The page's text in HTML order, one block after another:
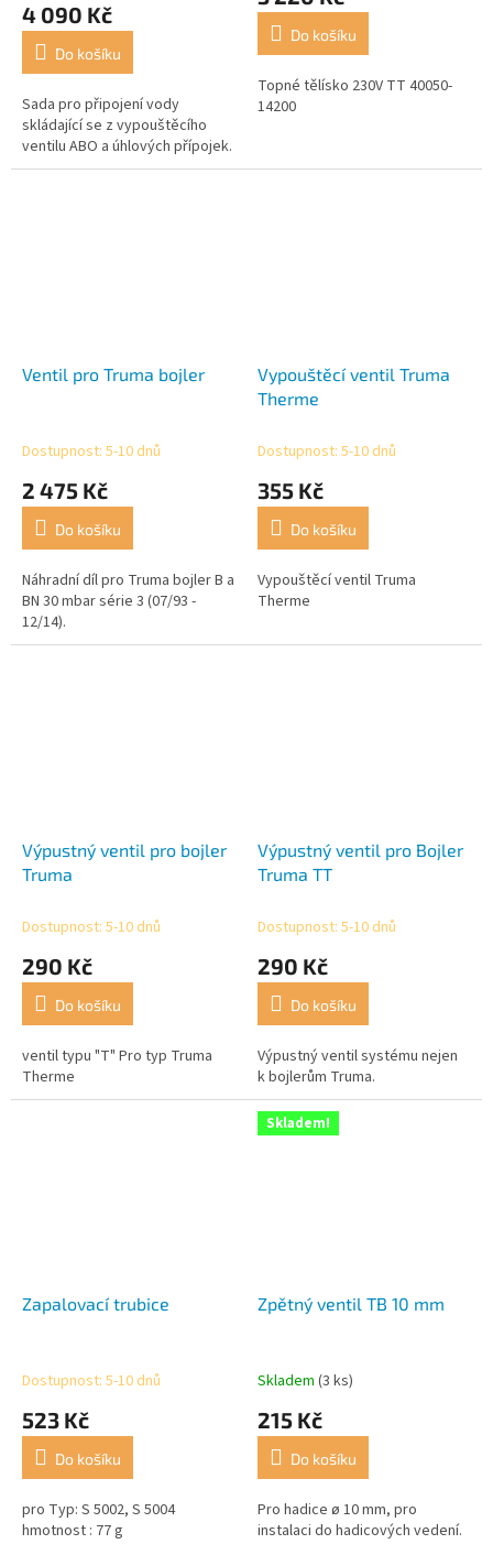
4 090 Kč
Do košíku
Sada pro připojení vody
skládající se z vypouštěcího
ventilu ABO a úhlových přípojek.
5,0
5
hvězdiček.
Do košíku
Topné tělísko 230V TT 40050-
14200
Ventil pro Truma bojler
Dostupnost: 5-10 dnů
2 475 Kč
Do košíku
Náhradní díl pro Truma bojler B a
BN 30 mbar série 3 (07/93 -
12/14).
Vypouštěcí ventil Truma
Therme
Dostupnost: 5-10 dnů
355 Kč
Do košíku
Vypouštěcí ventil Truma
Therme
Výpustný ventil pro bojler
Truma
Dostupnost: 5-10 dnů
290 Kč
Do košíku
ventil typu "T" Pro typ Truma
Therme
Výpustný ventil pro Bojler
Truma TT
Dostupnost: 5-10 dnů
290 Kč
Do košíku
Výpustný ventil systému nejen
k bojlerům Truma.
Zapalovací trubice
Dostupnost: 5-10 dnů
523 Kč
Do košíku
pro Typ: S 5002, S 5004
hmotnost : 77 g
Skladem!
Zpětný ventil TB 10 mm
Skladem (3 ks)
215 Kč
Do košíku
Pro hadice ø 10 mm, pro
instalaci do hadicových vedení.